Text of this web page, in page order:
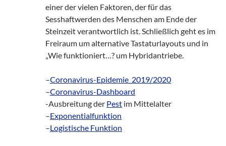
einer der vielen Faktoren, der für das
Sesshaftwerden des Menschen am Ende der
Steinzeit verantwortlich ist. Schließlich geht es im
Freiraum um alternative Tastaturlayouts und in
„Wie funktioniert…? um Hybridantriebe.
–Coronavirus-Epidemie_2019/2020
–Coronavirus-Dashboard
-Ausbreitung der Pest im Mittelalter
–Exponentialfunktion
–Logistische Funktion